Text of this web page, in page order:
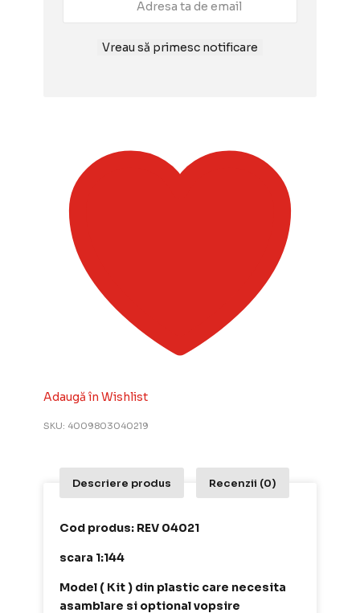
Vreau să primesc notificare
Adaugă în Wishlist
SKU: 4009803040219
Descriere produs Recenzii (0)
Cod produs: REV 04021
scara 1:144
Model ( Kit ) din plastic care necesita
asamblare si optional vopsire